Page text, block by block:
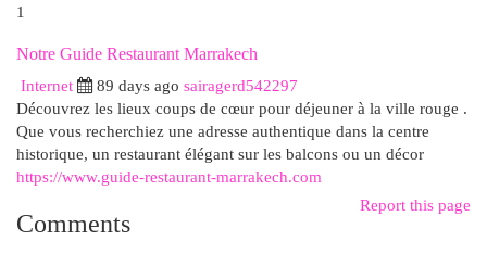
1
Notre Guide Restaurant Marrakech
Internet
89 days ago sairagerd542297
Découvrez les lieux coups de cœur pour déjeuner à la ville rouge .
Que vous recherchiez une adresse authentique dans la centre
historique, un restaurant élégant sur les balcons ou un décor
https://www.guide-restaurant-marrakech.com
Report this page
Comments